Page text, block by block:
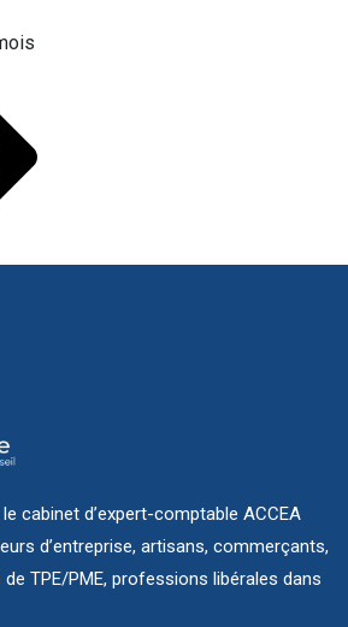
cabinet d’expert-comptable ACCEA
d’entreprise, artisans, commerçants,
TPE/PME, professions libérales dans